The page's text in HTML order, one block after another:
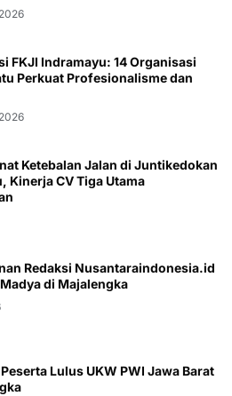
FKJI Indramayu: 14 Organisasi
Perkuat Profesionalisme dan
Ketebalan Jalan di Juntikedokan
Kinerja CV Tiga Utama
Redaksi Nusantaraindonesia.id
di Majalengka
Lulus UKW PWI Jawa Barat